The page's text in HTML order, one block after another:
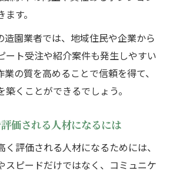
す。
造園業者では、地域住民や企業から
ート受注や紹介案件も発生しやすい
の質を高めることで信頼を得て、
くことができるでしょう。
価される人材になるには
評価される人材になるためには、
スピードだけではなく、コミュニケ